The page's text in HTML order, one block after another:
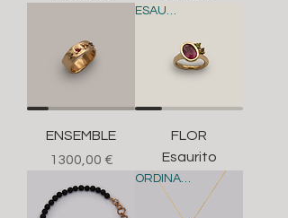
ENSEMBLE
Prezzo
1300,00 €
ESAURITO
FLOR
Esaurito
ORDINABILE